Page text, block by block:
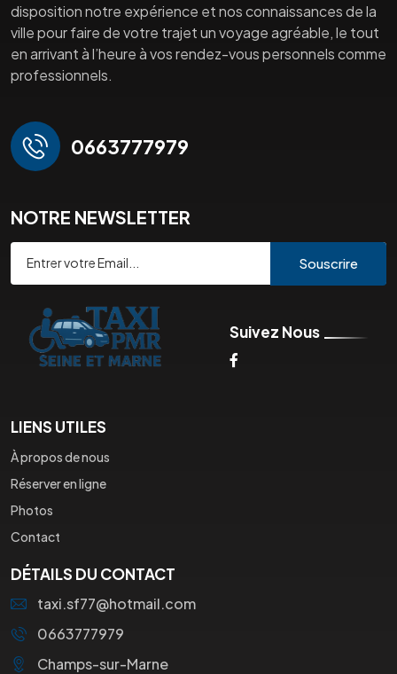
disposition notre expérience et nos connaissances de la
ville pour faire de votre trajet un voyage agréable, le tout
en arrivant à l’heure à vos rendez-vous personnels comme
professionnels.
0663777979
NOTRE NEWSLETTER
Souscrire
Suivez Nous
LIENS UTILES
À propos de nous
Réserver en ligne
Photos
Contact
DÉTAILS DU CONTACT
taxi.sf77@hotmail.com
0663777979
Champs-sur-Marne